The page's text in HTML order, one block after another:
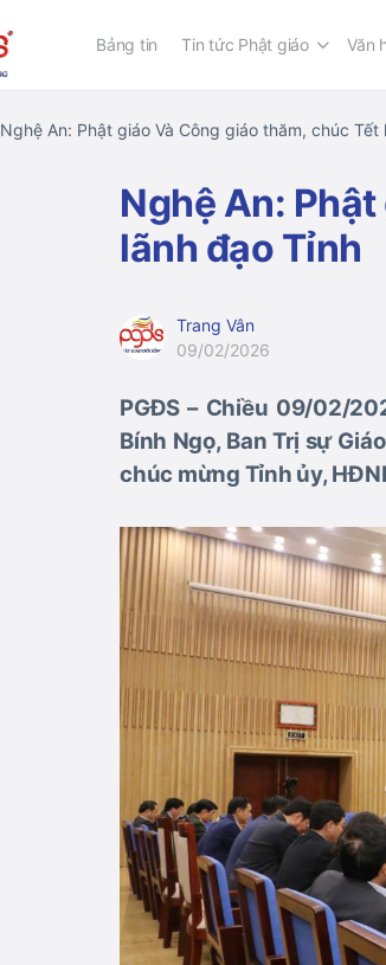
Bảng tin Tin tức Phật giáo Văn
Nghệ An: Phật giáo Và Công giáo thăm, chúc Tết
Nghệ An:
lãnh đạo Tỉnh
Trang Vân
09/02/2026
PGĐS – Chiều 09/02/
Bính Ngọ, Ban Trị sự
chúc mừng Tỉnh ủy,